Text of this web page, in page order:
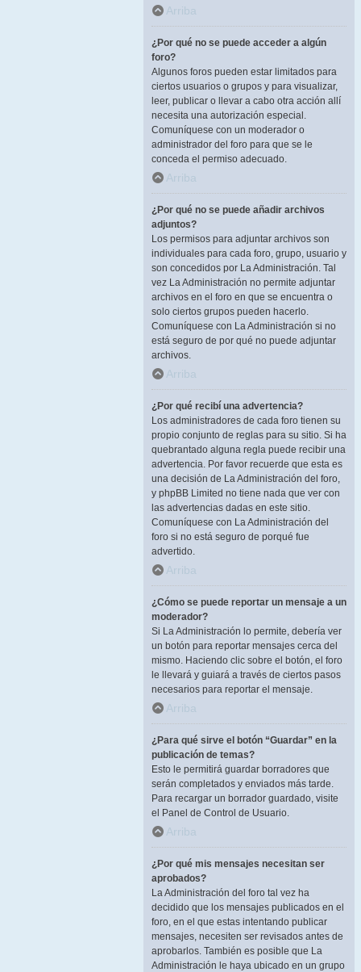
Arriba
¿Por qué no se puede acceder a algún
foro?
Algunos foros pueden estar limitados para
ciertos usuarios o grupos y para visualizar,
leer, publicar o llevar a cabo otra acción allí
necesita una autorización especial.
Comuníquese con un moderador o
administrador del foro para que se le
conceda el permiso adecuado.
Arriba
¿Por qué no se puede añadir archivos
adjuntos?
Los permisos para adjuntar archivos son
individuales para cada foro, grupo, usuario y
son concedidos por La Administración. Tal
vez La Administración no permite adjuntar
archivos en el foro en que se encuentra o
solo ciertos grupos pueden hacerlo.
Comuníquese con La Administración si no
está seguro de por qué no puede adjuntar
archivos.
Arriba
¿Por qué recibí una advertencia?
Los administradores de cada foro tienen su
propio conjunto de reglas para su sitio. Si ha
quebrantado alguna regla puede recibir una
advertencia. Por favor recuerde que esta es
una decisión de La Administración del foro,
y phpBB Limited no tiene nada que ver con
las advertencias dadas en este sitio.
Comuníquese con La Administración del
foro si no está seguro de porqué fue
advertido.
Arriba
¿Cómo se puede reportar un mensaje a un
moderador?
Si La Administración lo permite, debería ver
un botón para reportar mensajes cerca del
mismo. Haciendo clic sobre el botón, el foro
le llevará y guiará a través de ciertos pasos
necesarios para reportar el mensaje.
Arriba
¿Para qué sirve el botón “Guardar” en la
publicación de temas?
Esto le permitirá guardar borradores que
serán completados y enviados más tarde.
Para recargar un borrador guardado, visite
el Panel de Control de Usuario.
Arriba
¿Por qué mis mensajes necesitan ser
aprobados?
La Administración del foro tal vez ha
decidido que los mensajes publicados en el
foro, en el que estas intentando publicar
mensajes, necesiten ser revisados antes de
aprobarlos. También es posible que La
Administración le haya ubicado en un grupo